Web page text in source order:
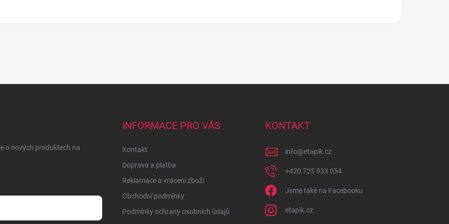
o nových produktech na
INFORMACE PRO VÁS
Kontakt
Doprava a platba
Reklamace a vrácení zboží
Obchodní podmínky
Podmínky ochrany osobních údajů
KONTAKT
info@etapik.cz
+420 725 933 054
Jsme také na Facebooku
etapik.cz